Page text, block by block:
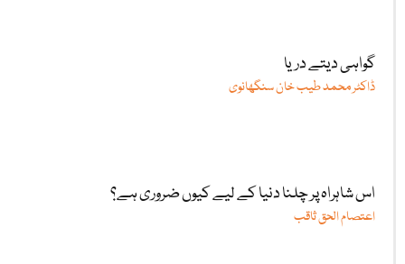
گواہی دیتے دریا
ڈاکٹر محمد طیب خان سنگھانوی
اس شاہراہ پر چلنا دنیا کے لیے کیوں ضروری ہے؟
اعتصام الحق ثاقب